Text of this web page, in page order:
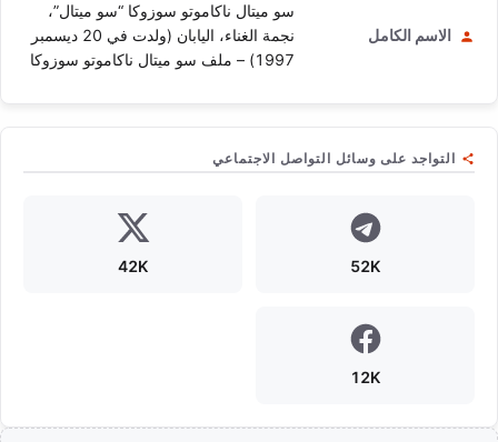
الاسم الكامل
سو ميتال ناكاموتو سوزوكا “سو ميتال”،
نجمة الغناء، اليابان (ولدت في 20 ديسمبر
1997) – ملف سو ميتال ناكاموتو سوزوكا
التواجد على وسائل التواصل الاجتماعي
52K
42K
12K